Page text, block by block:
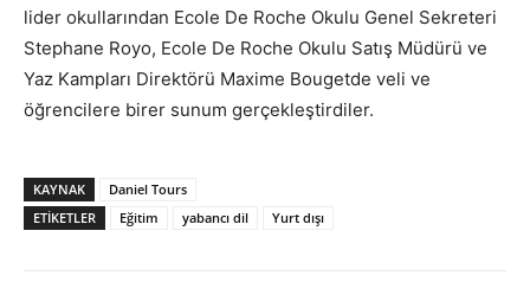
lider okullarından Ecole De Roche Okulu Genel Sekreteri
Stephane Royo, Ecole De Roche Okulu Satış Müdürü ve
Yaz Kampları Direktörü Maxime Bougetde veli ve
öğrencilere birer sunum gerçekleştirdiler.
KAYNAK
Daniel Tours
ETİKETLER
Eğitim yabancı dil Yurt dışı